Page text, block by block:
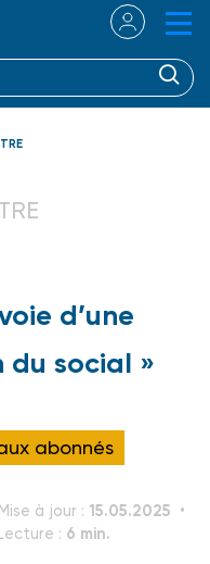
d’une
social »
abonnés
à jour : 15.05.2025
Lecture : 6 min.